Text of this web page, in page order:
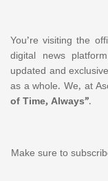
You’re visiting the
digital news
updated and
as a whole. We, at
of Time, Always”.
Make sure to